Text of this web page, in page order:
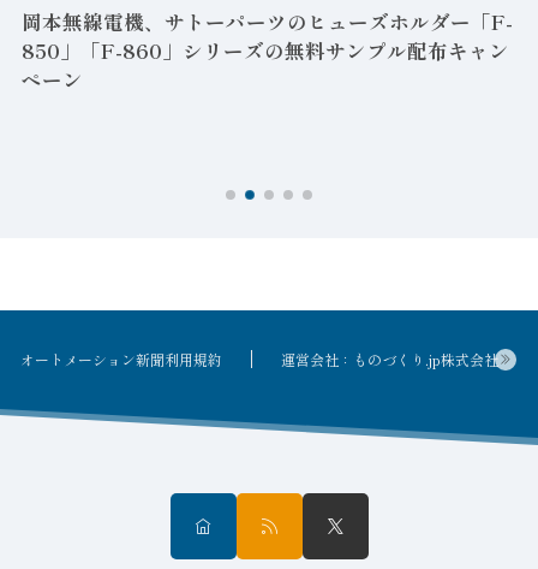
岡本無線電機、サトーパーツのヒューズホルダー「F-
850」「F-860」シリーズの無料サンプル配布キャン
ペーン
オートメーション新聞利用規約 運営会社：ものづくり.jp株式会社